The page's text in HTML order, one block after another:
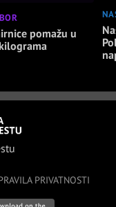
pomažu u
PRIVATNOSTI